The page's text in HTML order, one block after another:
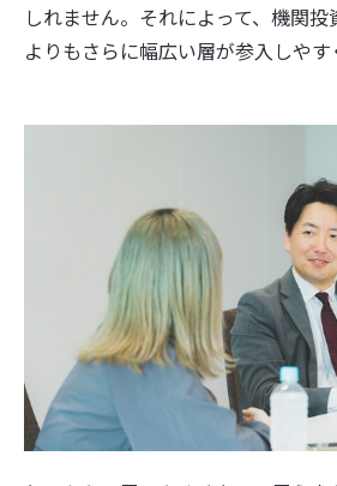
しれません。それによって、機関
よりもさらに幅広い層が参入しやす